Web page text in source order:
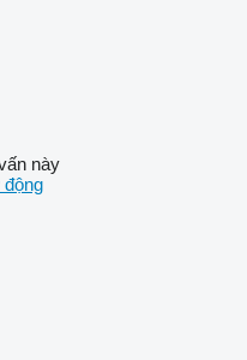
này